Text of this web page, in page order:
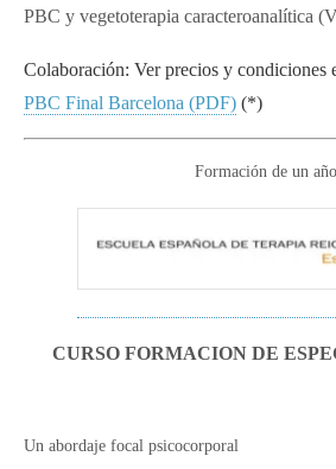
PBC y vegetoterapia caracteroanalítica
Colaboración: Ver precios y condiciones
PBC Final Barcelona (PDF) (*)
Formación de un año
CURSO FORMACION DE
Un abordaje focal psicocorporal